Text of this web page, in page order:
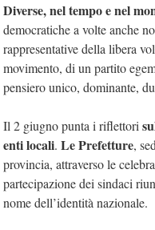
Diverse, nel tempo e nel
democratiche a volte anche
rappresentative della libera
movimento, di un partito
pensiero unico, dominante,
Il 2 giugno punta i riflettori
enti locali. Le Prefetture,
provincia, attraverso le
partecipazione dei sindaci
nome dell’identità nazionale.